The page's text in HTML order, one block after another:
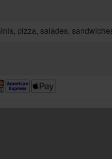
pizza, salades,